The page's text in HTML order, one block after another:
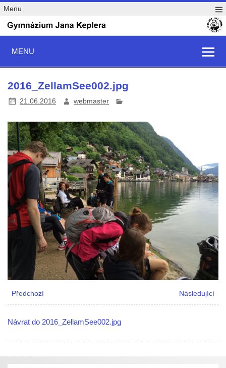
Menu
MENU
2016_ZellamSee002.jpg
21.06.2016 webmaster
Předchozí Následující
Návrat do 2016_ZellamSee002.jpg